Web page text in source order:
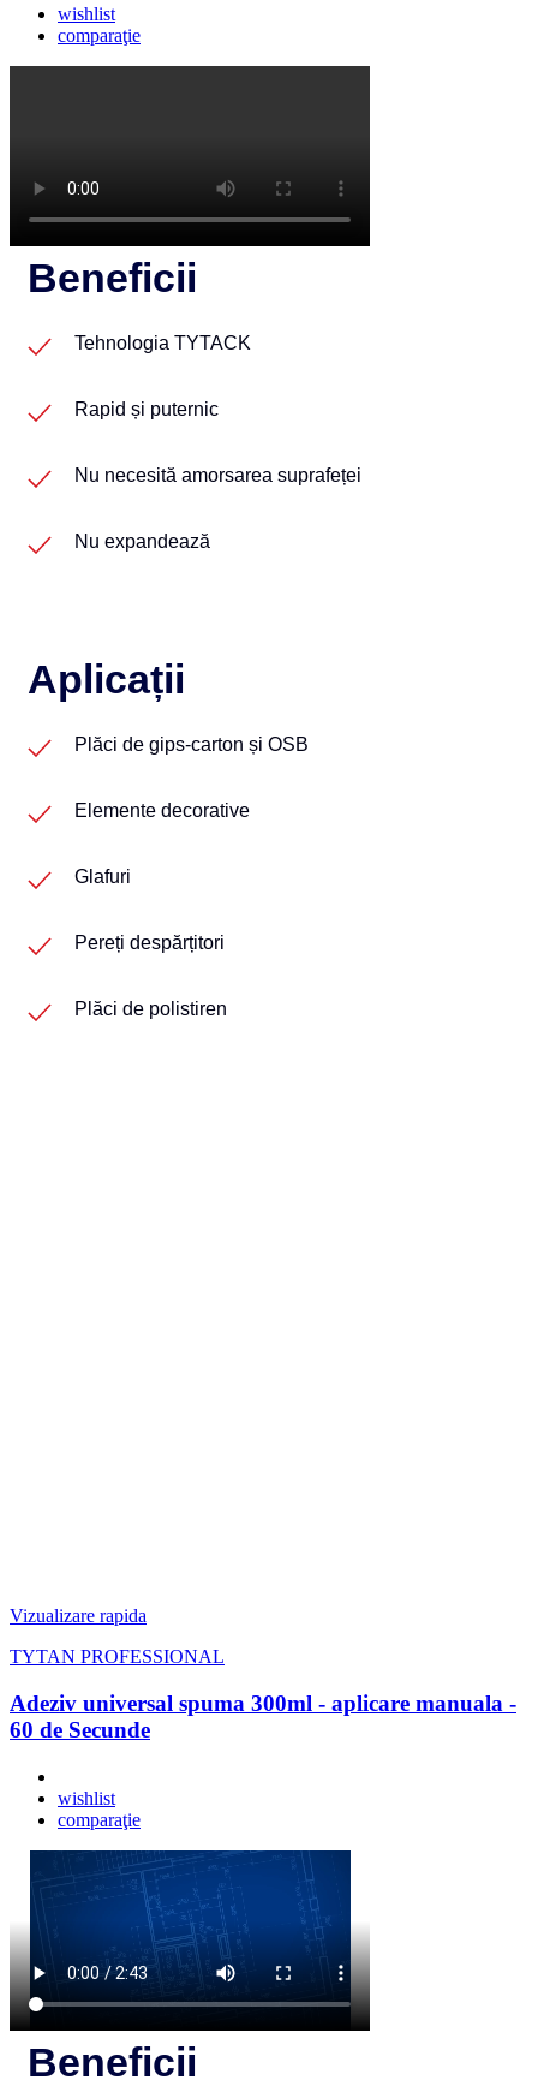
wishlist
comparaţie
Beneficii
Tehnologia TYTACK
Rapid și puternic
Nu necesită amorsarea suprafeței
Nu expandează
Aplicații
Plăci de gips-carton și OSB
Elemente decorative
Glafuri
Pereți despărțitori
Plăci de polistiren
Vizualizare rapida
TYTAN PROFESSIONAL
Adeziv universal spuma 300ml - aplicare manuala -
60 de Secunde
wishlist
comparaţie
Beneficii